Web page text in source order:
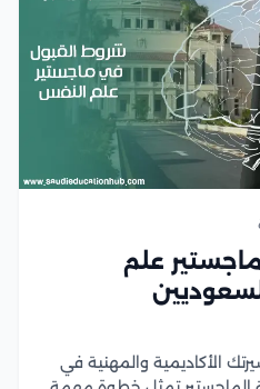
علم
الأكاديمية والمهنية في